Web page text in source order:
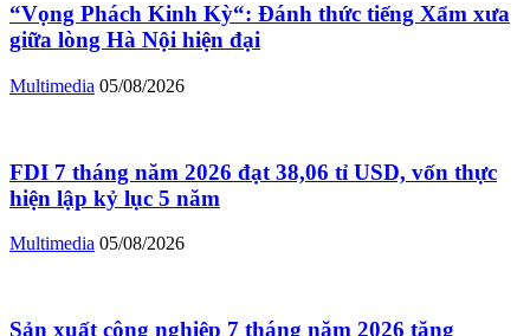
“Vọng Phách Kinh Kỳ“: Đánh thức tiếng Xẩm xưa
giữa lòng Hà Nội hiện đại
Multimedia 05/08/2026
FDI 7 tháng năm 2026 đạt 38,06 tỉ USD, vốn thực
hiện lập kỷ lục 5 năm
Multimedia 05/08/2026
Sản xuất công nghiệp 7 tháng năm 2026 tăng